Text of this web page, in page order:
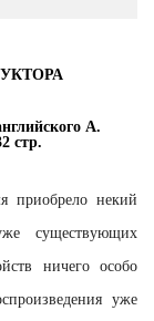
А.
стр.
приобрело некий
существующих
ничего особо
уже